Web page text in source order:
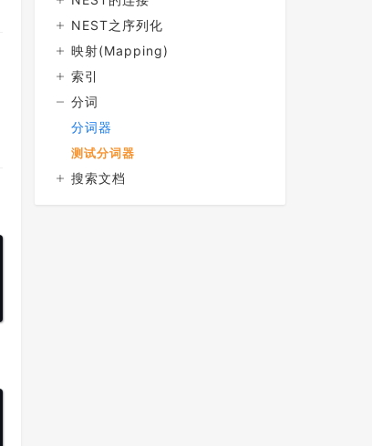
NEST之序列化
映射(Mapping)
索引
分词
分词器
测试分词器
搜索文档